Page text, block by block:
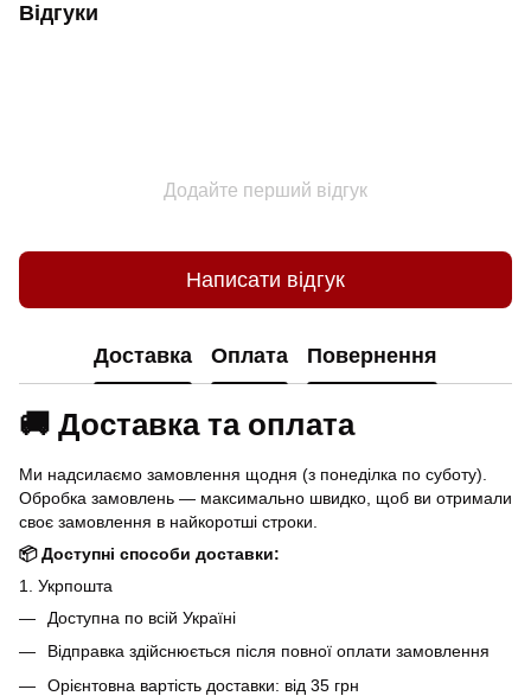
Відгуки
Додайте перший відгук
Написати відгук
Доставка Оплата Повернення
🚚 Доставка та оплата
Ми надсилаємо замовлення щодня (з понеділка по суботу).
Обробка замовлень — максимально швидко, щоб ви отримали
своє замовлення в найкоротші строки.
📦 Доступні способи доставки:
1. Укрпошта
Доступна по всій Україні
Відправка здійснюється після повної оплати замовлення
Орієнтовна вартість доставки: від 35 грн